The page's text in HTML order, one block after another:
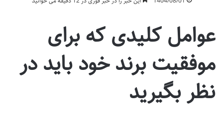
عوامل کلیدی که برای
موفقیت برند خود باید در
نظر بگیرید